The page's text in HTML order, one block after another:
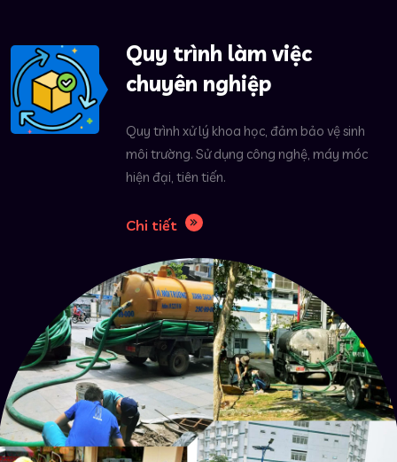
Quy trình làm việc
chuyên nghiệp
Quy trình xử lý khoa học, đảm bảo vệ sinh
môi trường. Sử dụng công nghệ, máy móc
hiện đại, tiên tiến.
Chi tiết